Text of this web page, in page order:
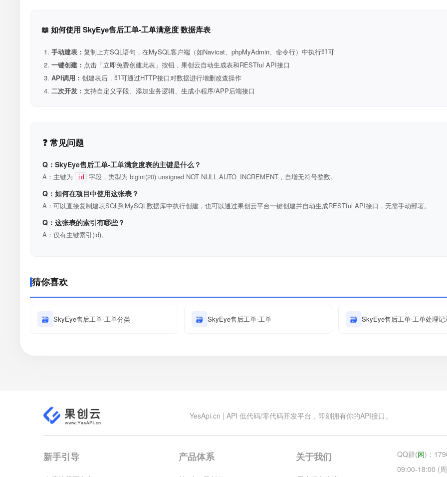
📖 如何使用 SkyEye售后工单-工单满意度 数据库表
手动建表： 复制上方SQL语句，在MySQL客户端（如Navicat、phpMyAdmin、命令行）中执行即可
一键创建： 点击「立即免费创建此表」按钮，果创云自动生成表和RESTful API接口
API调用： 创建表后，即可通过HTTP接口对数据进行增删改查操作
二次开发： 支持自定义字段、添加业务逻辑、生成小程序/APP后端接口
❓ 常见问题
Q：SkyEye售后工单-工单满意度表的主键是什么？
A：主键为 id 字段，类型为 bigint(20) unsigned NOT NULL AUTO_INCREMENT，自增无符号整数。
Q：如何在项目中使用这张表？
A：可以直接复制建表SQL到MySQL数据库中执行创建，也可以通过果创云平台一键创建并自动生成RESTful API接口，无需手动部署。
Q：这张表的索引有哪些？
A：仅有主键索引(id)。
猜你喜欢
🗃 SkyEye售后工单-工单分类 🗃 SkyEye售后工单-工单 🗃 SkyEye售后工单-工单处理记
YesApi.cn | API 低代码/零代码开发平台，即刻拥有你的API接口。
新手引导 产品体系 关于我们 QQ群(闲)：
09:00-18:00 (